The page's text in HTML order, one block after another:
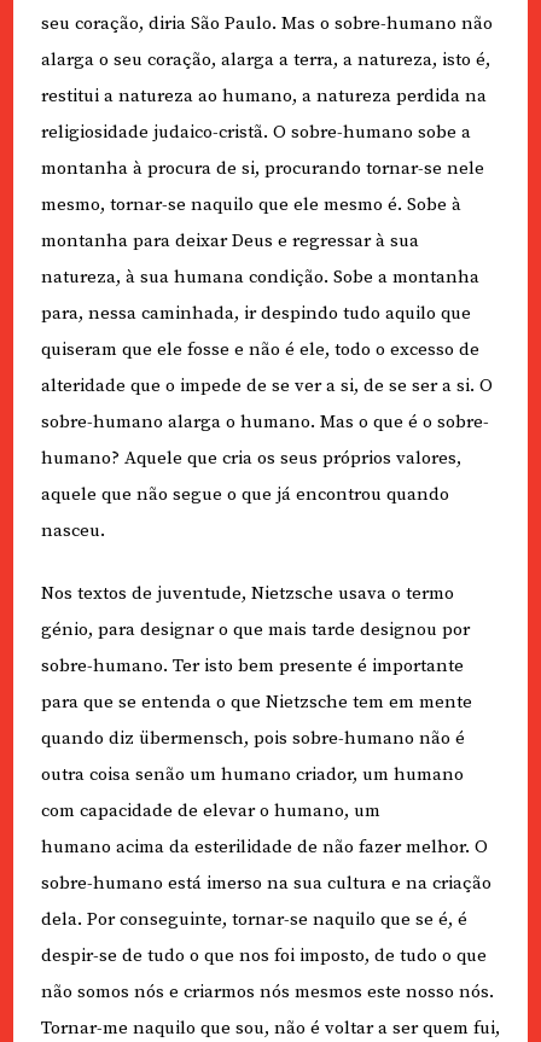
seu coração, diria São Paulo. Mas o sobre-humano não
alarga o seu coração, alarga a terra, a natureza, isto é,
restitui a natureza ao humano, a natureza perdida na
religiosidade judaico-cristã. O sobre-humano sobe a
montanha à procura de si, procurando tornar-se nele
mesmo, tornar-se naquilo que ele mesmo é. Sobe à
montanha para deixar Deus e regressar à sua
natureza, à sua humana condição. Sobe a montanha
para, nessa caminhada, ir despindo tudo aquilo que
quiseram que ele fosse e não é ele, todo o excesso de
alteridade que o impede de se ver a si, de se ser a si. O
sobre-humano alarga o humano. Mas o que é o sobre-
humano? Aquele que cria os seus próprios valores,
aquele que não segue o que já encontrou quando
nasceu.
Nos textos de juventude, Nietzsche usava o termo
génio, para designar o que mais tarde designou por
sobre-humano. Ter isto bem presente é importante
para que se entenda o que Nietzsche tem em mente
quando diz übermensch, pois sobre-humano não é
outra coisa senão um humano criador, um humano
com capacidade de elevar o humano, um
humano acima da esterilidade de não fazer melhor. O
sobre-humano está imerso na sua cultura e na criação
dela. Por conseguinte, tornar-se naquilo que se é, é
despir-se de tudo o que nos foi imposto, de tudo o que
não somos nós e criarmos nós mesmos este nosso nós.
Tornar-me naquilo que sou, não é voltar a ser quem fui,